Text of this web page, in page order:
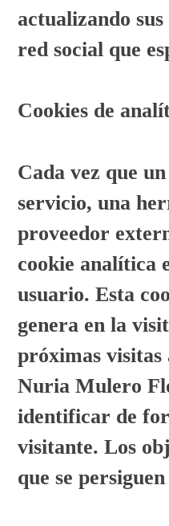
actualizando
red social que
Cookies de
Cada vez que
servicio, una
proveedor
cookie analítica
usuario. Esta
genera en la
próximas visitas
Nuria Mulero
identificar de
visitante. Los
que se